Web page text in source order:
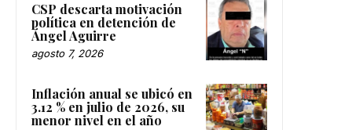
CSP descarta motivación
política en detención de
Ángel Aguirre
agosto 7, 2026
Inflación anual se ubicó en
3.12 % en julio de 2026, su
menor nivel en el año